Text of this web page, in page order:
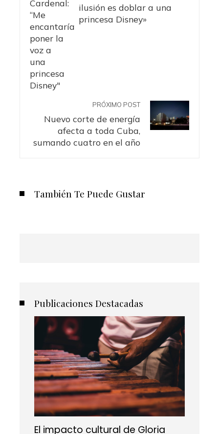
ilusión es doblar a una
princesa Disney»
PRÓXIMO POST
Nuevo corte de energía
afecta a toda Cuba,
sumando cuatro en el año
También Te Puede Gustar
Publicaciones Destacadas
El impacto cultural de Gloria